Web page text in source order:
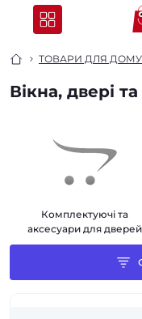
ТОВАРИ ДЛЯ ДОМУ
Вікна, двері
Комплектуючі та
аксесуари для дверей